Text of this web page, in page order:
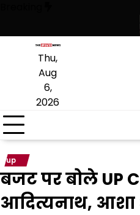
content
Thu,
Aug
6,
2026
up
बजट पर बोले UP
आदित्यनाथ,